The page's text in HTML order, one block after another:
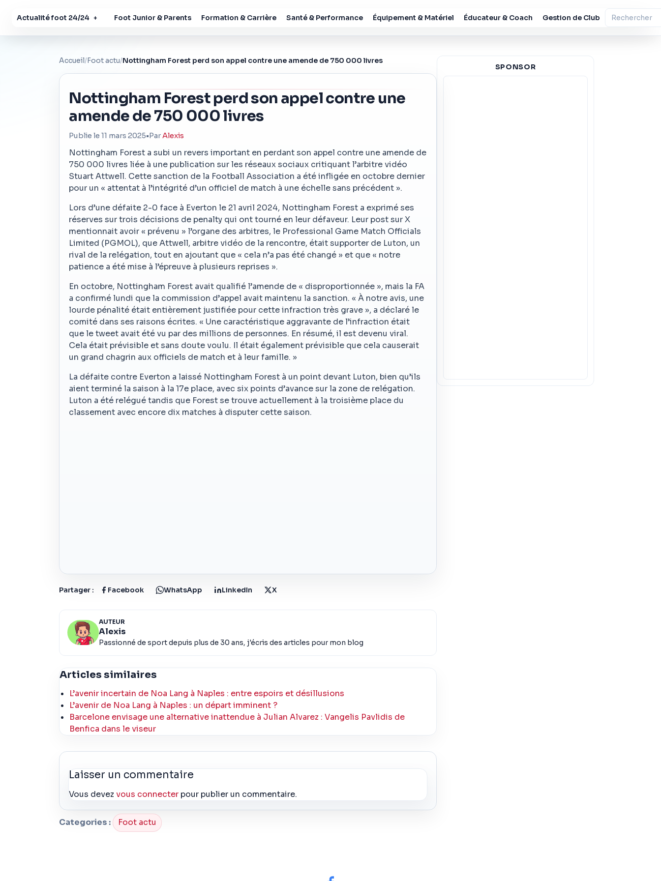
Actualité foot 24/24 + Foot Junior & Parents Formation & Carrière Santé & Performance Équipement & Matériel Éducateur & Coach Gestion de Club
Accueil/Foot actu/Nottingham Forest perd son appel contre une amende de 750 000 livres
Nottingham Forest perd son appel contre une
amende de 750 000 livres
Publie le 11 mars 2025• ParAlexis
Nottingham Forest a subi un revers important en perdant son appel contre une amende de
750 000 livres liée à une publication sur les réseaux sociaux critiquant l’arbitre vidéo
Stuart Attwell. Cette sanction de la Football Association a été infligée en octobre dernier
pour un « attentat à l’intégrité d’un officiel de match à une échelle sans précédent ».
Lors d’une défaite 2-0 face à Everton le 21 avril 2024, Nottingham Forest a exprimé ses
réserves sur trois décisions de penalty qui ont tourné en leur défaveur. Leur post sur X
mentionnait avoir « prévenu » l’organe des arbitres, le Professional Game Match Officials
Limited (PGMOL), que Attwell, arbitre vidéo de la rencontre, était supporter de Luton, un
rival de la relégation, tout en ajoutant que « cela n’a pas été changé » et que « notre
patience a été mise à l’épreuve à plusieurs reprises ».
En octobre, Nottingham Forest avait qualifié l’amende de « disproportionnée », mais la FA
a confirmé lundi que la commission d’appel avait maintenu la sanction. « À notre avis, une
lourde pénalité était entièrement justifiée pour cette infraction très grave », a déclaré le
comité dans ses raisons écrites. « Une caractéristique aggravante de l’infraction était
que le tweet avait été vu par des millions de personnes. En résumé, il est devenu viral.
Cela était prévisible et sans doute voulu. Il était également prévisible que cela causerait
un grand chagrin aux officiels de match et à leur famille. »
La défaite contre Everton a laissé Nottingham Forest à un point devant Luton, bien qu’ils
aient terminé la saison à la 17e place, avec six points d’avance sur la zone de relégation.
Luton a été relégué tandis que Forest se trouve actuellement à la troisième place du
classement avec encore dix matches à disputer cette saison.
Partager : Facebook WhatsApp LinkedIn X
AUTEUR
Alexis
Passionné de sport depuis plus de 30 ans, j'écris des articles pour mon blog
Articles similaires
L’avenir incertain de Noa Lang à Naples : entre espoirs et désillusions
L’avenir de Noa Lang à Naples : un départ imminent ?
Barcelone envisage une alternative inattendue à Julian Alvarez : Vangelis Pavlidis de
Benfica dans le viseur
Laisser un commentaire
Vous devezvous connecter pour publier un commentaire.
Categories : Foot actu
SPONSOR